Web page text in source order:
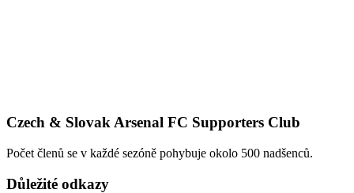
Czech & Slovak Arsenal FC Supporters Club
Počet členů se v každé sezóně pohybuje okolo 500 nadšenců.
Důležité odkazy